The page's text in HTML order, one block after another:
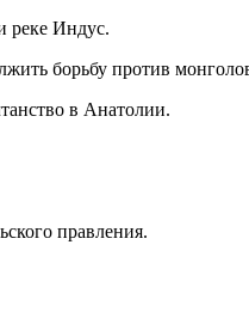
реке Индус.
борьбу против
в Анатолии.
правления.